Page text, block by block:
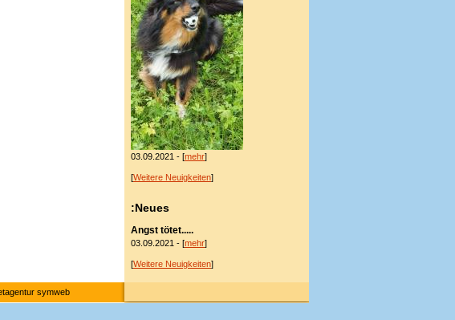
03.09.2021 - [mehr]
[Weitere Neuigkeiten]
:Neues
Angst tötet.....
03.09.2021 - [mehr]
[Weitere Neuigkeiten]
symweb